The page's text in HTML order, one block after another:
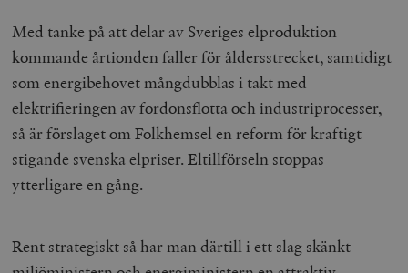
Med tanke på att delar av Sveriges elproduktion
kommande årtionden faller för åldersstrecket, samtidigt
som energibehovet mångdubblas i takt med
elektrifieringen av fordonsflotta och industriprocesser,
så är förslaget om Folkhemsel en reform för kraftigt
stigande svenska elpriser. Eltillförseln stoppas
ytterligare en gång.
Rent strategiskt så har man därtill i ett slag skänkt
timbro.se
_hjFirstSeen
.timbro.se